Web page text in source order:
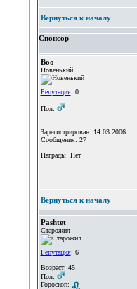
Вернуться к началу
Спонсор
Boo
Новенький
Репутация: 0
Пол:
Зарегистрирован: 14.03.2006
Сообщения: 27
Награды: Нет
Вернуться к началу
Pashtet
Старожил
Репутация: 6
Возраст: 45
Пол:
Гороскоп: